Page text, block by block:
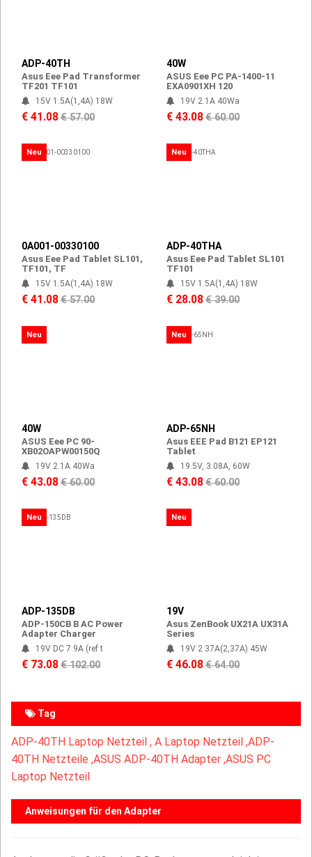
ADP-40TH
Asus Eee Pad Transformer
TF201 TF101
15V 1.5A(1,4A) 18W
€ 41.08€ 57.00
40W
ASUS Eee PC PA-1400-11
EXA0901XH 120
19V 2.1A 40Wa
€ 43.08€ 60.00
Neu
0A001-00330100
Asus Eee Pad Tablet SL101,
TF101, TF
15V 1.5A(1,4A) 18W
€ 41.08€ 57.00
Neu
ADP-40THA
Asus Eee Pad Tablet SL101
TF101
15V 1.5A(1,4A) 18W
€ 28.08€ 39.00
Neu
40W
ASUS Eee PC 90-
XB02OAPW00150Q
19V 2.1A 40Wa
€ 43.08€ 60.00
Neu
ADP-65NH
Asus EEE Pad B121 EP121
Tablet
19.5V, 3.08A, 60W
€ 43.08€ 60.00
Neu
ADP-135DB
ADP-150CB B AC Power
Adapter Charger
19V DC 7.9A (ref t
€ 73.08€ 102.00
Neu
19V
Asus ZenBook UX21A UX31A
Series
19V 2.37A(2,37A) 45W
€ 46.08€ 64.00
Tag
ADP-40TH Laptop Netzteil , A Laptop Netzteil ,ADP-
40TH Netzteile ,ASUS ADP-40TH Adapter ,ASUS PC
Laptop Netzteil
Anweisungen für den Adapter